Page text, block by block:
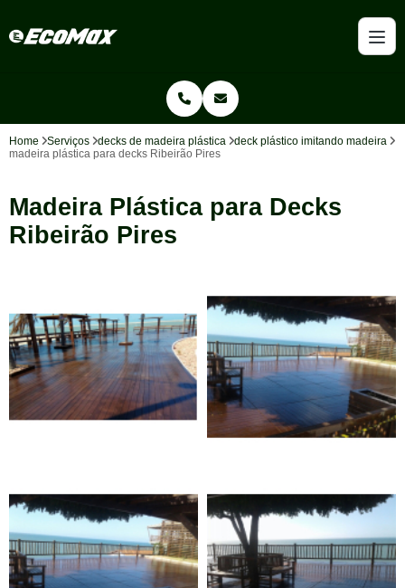
Home Serviços decks de madeira plástica
deck plástico imitando madeira
madeira plástica para decks Ribeirão Pires
Madeira Plástica para Decks
Ribeirão Pires